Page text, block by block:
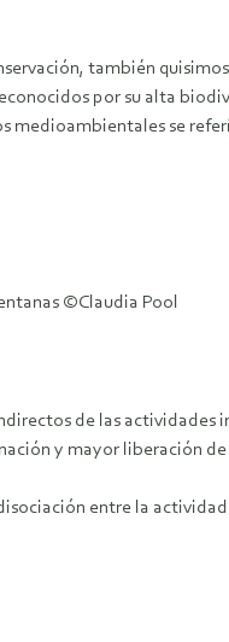
también
por su alta
se
©Claudia Pool
de las
y mayor liberación
entre la